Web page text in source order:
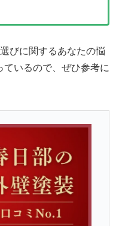
びに関するあなたの悩
いるので、ぜひ参考に